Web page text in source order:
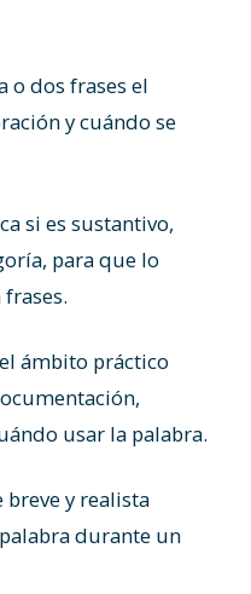
o dos frases el
y cuándo se
si es sustantivo,
para que lo
ámbito práctico
usar la palabra.
breve y realista
durante un